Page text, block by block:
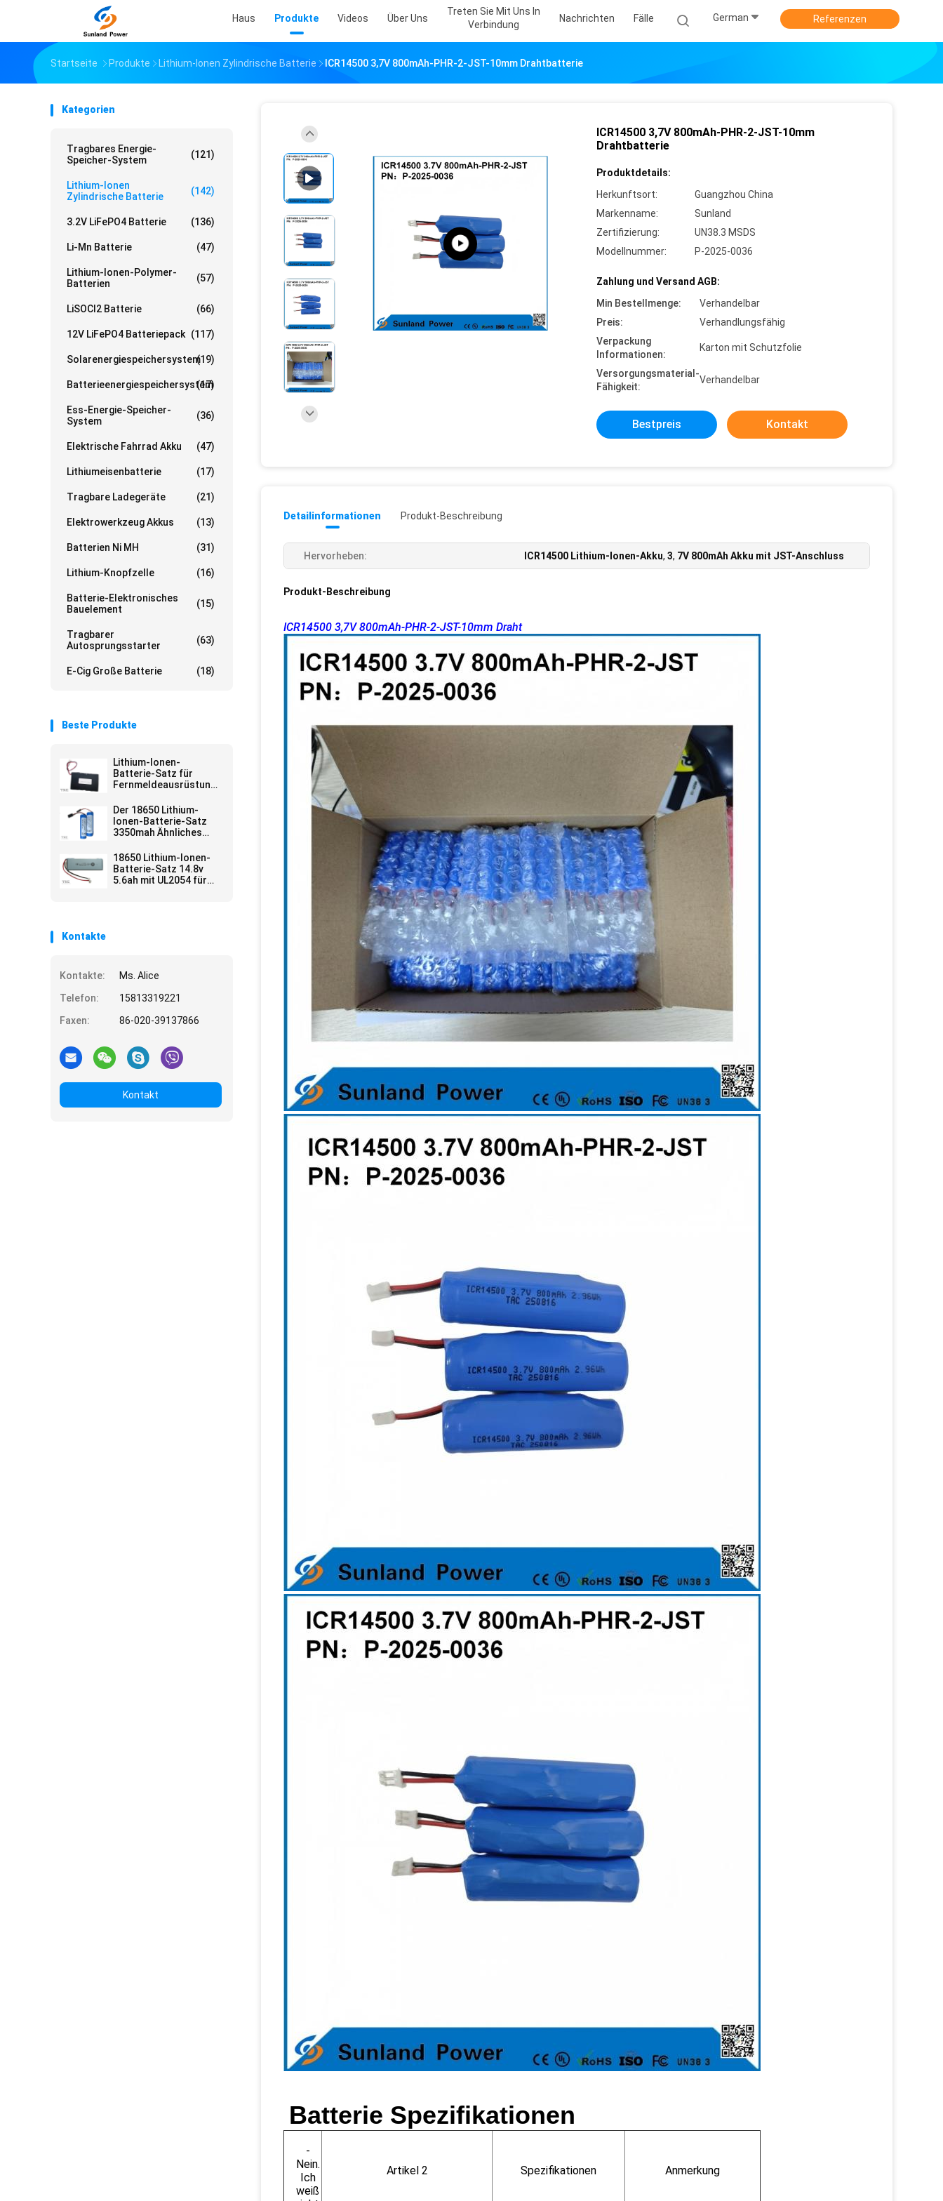
Haus Produkte Videos Über Uns
Treten Sie Mit Uns In
Verbindung
Nachrichten Fälle German Referenzen
Startseite Produkte Lithium-Ionen Zylindrische Batterie ICR14500 3,7V 800mAh-PHR-2-JST-10mm Drahtbatterie
Kategorien
Tragbares Energie-
Speicher-System
(121)
Lithium-Ionen
Zylindrische Batterie
(142)
3.2V LiFePO4 Batterie (136)
Li-Mn Batterie (47)
Lithium-Ionen-Polymer-
Batterien
(57)
LiSOCl2 Batterie (66)
12V LiFePO4 Batteriepack (117)
Solarenergiespeichersystem(19)
Batterieenergiespeichersystem
(17)
Ess-Energie-Speicher-
System
(36)
Elektrische Fahrrad Akku (47)
Lithiumeisenbatterie (17)
Tragbare Ladegeräte (21)
Elektrowerkzeug Akkus (13)
Batterien Ni MH (31)
Lithium-Knopfzelle (16)
Batterie-Elektronisches
Bauelement
(15)
Tragbarer
Autosprungsstarter
(63)
E-Cig Große Batterie (18)
Beste Produkte
Lithium-Ionen-
Batterie-Satz für
Fernmeldeausrüstung
Der 18650 Lithium-
Ionen-Batterie-Satz
3350mah Ähnliches
gehen Beleuchtung
voran
18650 Lithium-Ionen-
Batterie-Satz 14.8v
5.6ah mit UL2054 für
Kontakte
Kontakte:
Ms. Alice
Telefon:
15813319221
Faxen:
86-020-39137866
Kontakt
ICR14500 3,7V 800mAh-PHR-2-JST-10mm
Drahtbatterie
Produktdetails:
Herkunftsort:
Guangzhou China
Markenname:
Sunland
Zertifizierung:
UN38.3 MSDS
Modellnummer:
P-2025-0036
Zahlung und Versand AGB:
Min Bestellmenge:
Verhandelbar
Preis:
Verhandlungsfähig
Verpackung
Informationen:
Karton mit Schutzfolie
Versorgungsmaterial-
Fähigkeit:
Verhandelbar
Bestpreis Kontakt
Detailinformationen Produkt-Beschreibung
Hervorheben: ICR14500 Lithium-Ionen-Akku, 3, 7V 800mAh Akku mit JST-Anschluss
Produkt-Beschreibung
ICR14500 3,7V 800mAh-PHR-2-JST-10mm Draht
Batterie Spezifikationen
-
Nein.
Ich
weiß
Artikel 2 Spezifikationen Anmerkung